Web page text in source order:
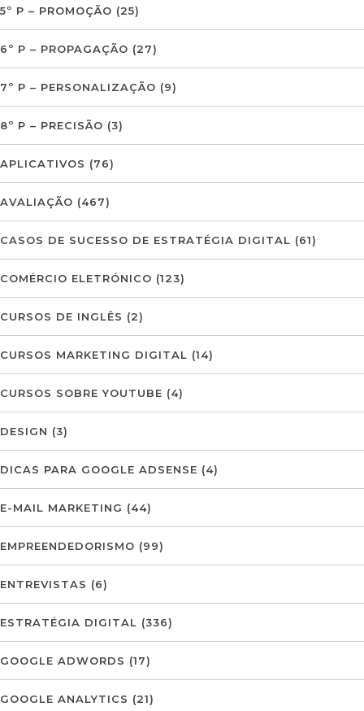
5º P – PROMOÇÃO (25)
6º P – PROPAGAÇÃO (27)
7º P – PERSONALIZAÇÃO (9)
8º P – PRECISÃO (3)
APLICATIVOS (76)
AVALIAÇÃO (467)
CASOS DE SUCESSO DE ESTRATÉGIA DIGITAL (61)
COMÉRCIO ELETRÓNICO (123)
CURSOS DE INGLÊS (2)
CURSOS MARKETING DIGITAL (14)
CURSOS SOBRE YOUTUBE (4)
DESIGN (3)
DICAS PARA GOOGLE ADSENSE (4)
E-MAIL MARKETING (44)
EMPREENDEDORISMO (99)
ENTREVISTAS (6)
ESTRATÉGIA DIGITAL (336)
GOOGLE ADWORDS (17)
GOOGLE ANALYTICS (21)